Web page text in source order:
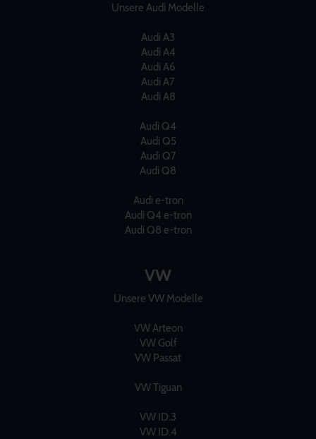
Unsere Audi Modelle
Audi A3
Audi A4
Audi A6
Audi A7
Audi A8
Audi Q4
Audi Q5
Audi Q7
Audi Q8
Audi e-tron
Audi Q4 e-tron
Audi Q8 e-tron
VW
Unsere VW Modelle
VW Arteon
VW Golf
VW Passat
VW Tiguan
VW ID.3
VW ID.4